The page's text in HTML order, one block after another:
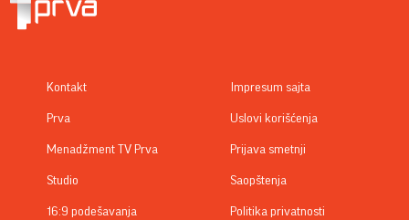
Kontakt
Prva
Menadžment TV Prva
Studio
16:9 podešavanja
Impresum sajta
Uslovi korišćenja
Prijava smetnji
Saopštenja
Politika privatnosti